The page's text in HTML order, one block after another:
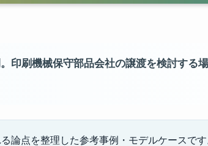
刷機械保守部品会社の譲渡を検討する
論点を整理した参考事例・モデルケースで